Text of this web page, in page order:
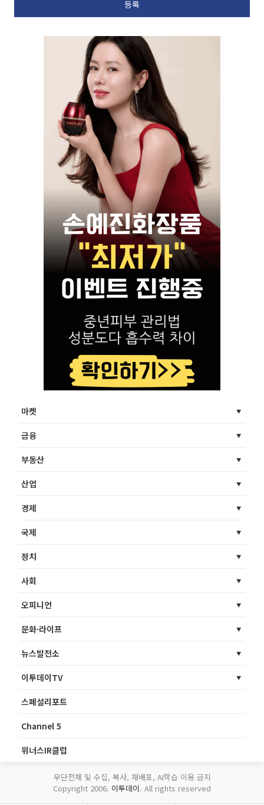
마켓
금융
부동산
산업
경제
국제
정치
사회
오피니언
문화·라이프
뉴스발전소
이투데이TV
스페셜리포트
Channel 5
위너스IR클럽
무단전재 및 수집, 복사, 재배포, AI학습 이용 금지
Copyright 2006. 이투데이. All rights reserved